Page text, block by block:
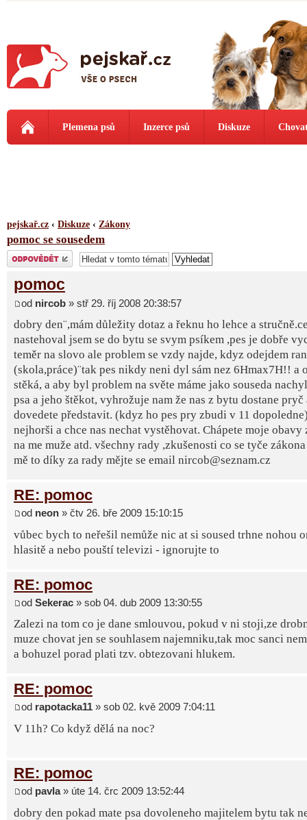
Plemena psů Inzerce psů Diskuze
pejskař.cz ‹ Diskuze ‹ Zákony
pomoc se sousedem
Odeslat odpověď
pomoc
od nircob » stř 29. říj 2008 20:38:57
dobry den¨,mám důležity dotaz a řeknu ho lehce a
nastehoval jsem se do bytu se svym psíkem ,pes je dobře
teměr na slovo ale problem se vzdy najde, kdyz odejdem
(skola,práce)¨tak pes nikdy neni dyl sám nez 6Hmax7H!! a
stěká, a aby byl problem na světe máme jako souseda
psa a jeho štěkot, vyhrožuje nam že nas z bytu dostane
dovedete představit. (kdyz ho pes pry zbudi v 11
nejhorši a chce nas nechat vystěhovat. Chápete moje
na me muže atd. všechny rady ,zkušenosti co se tyče
mě to díky za rady mějte se email nircob@seznam.cz
RE: pomoc
od neon » čtv 26. bře 2009 15:10:15
vůbec bych to neřešil nemůže nic at si soused trhne nohou
hlasitě a nebo pouští televizi - ignorujte to
RE: pomoc
od Sekerac » sob 04. dub 2009 13:30:55
Zalezi na tom co je dane smlouvou, pokud v ni stoji,ze
muze chovat jen se souhlasem najemniku,tak moc sanci
a bohuzel porad plati tzv. obtezovani hlukem.
RE: pomoc
od rapotacka11 » sob 02. kvě 2009 7:04:11
V 11h? Co když dělá na noc?
RE: pomoc
od pavla» úte 14. črc 2009 13:52:44
dobry den pokad mate psa dovoleneho majitelem bytu tak